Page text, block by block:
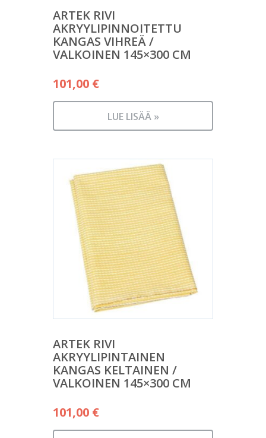
ARTEK RIVI
AKRYYLIPINNOITETTU
KANGAS VIHREÄ /
VALKOINEN 145×300 CM
101,00 €
LUE LISÄÄ »
ARTEK RIVI
AKRYYLIPINTAINEN
KANGAS KELTAINEN /
VALKOINEN 145×300 CM
101,00 €